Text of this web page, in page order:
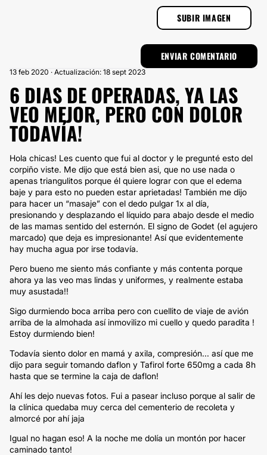
SUBIR IMAGEN
13 feb 2020 · Actualización: 18 sept 2023
6 DIAS DE OPERADAS, YA LAS
VEO MEJOR, PERO CON DOLOR
TODAVÍA!
Hola chicas! Les cuento que fui al doctor y le pregunté esto del
corpiño viste. Me dijo que está bien asi, que no use nada o
apenas triangulitos porque él quiere lograr con que el edema
baje y para esto no pueden estar aprietadas! También me dijo
para hacer un “masaje” con el dedo pulgar 1x al día,
presionando y desplazando el líquido para abajo desde el medio
de las mamas sentido del esternón. El signo de Godet (el agujero
marcado) que deja es impresionante! Así que evidentemente
hay mucha agua por irse todavía.
Pero bueno me siento más confiante y más contenta porque
ahora ya las veo mas lindas y uniformes, y realmente estaba
muy asustada!!
Sigo durmiendo boca arriba pero con cuellito de viaje de avión
arriba de la almohada así inmovilizo mi cuello y quedo paradita !
Estoy durmiendo bien!
Todavía siento dolor en mamá y axila, compresión... así que me
dijo para seguir tomando daflon y Tafirol forte 650mg a cada 8h
hasta que se termine la caja de daflon!
Ahí les dejo nuevas fotos. Fui a pasear incluso porque al salir de
la clínica quedaba muy cerca del cementerio de recoleta y
almorcé por ahí jaja
Igual no hagan eso! A la noche me dolía un montón por hacer
caminado tanto!